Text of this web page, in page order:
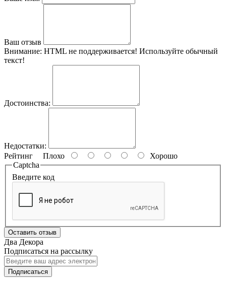
Ваш отзыв
Внимание: HTML не поддерживается! Используйте обычный
текст!
Достоинства:
Недостатки:
Рейтинг Плохо
Хорошо
Captcha
Введите код
Оставить отзыв
Два Декора
Подписаться на рассылку
Подписаться